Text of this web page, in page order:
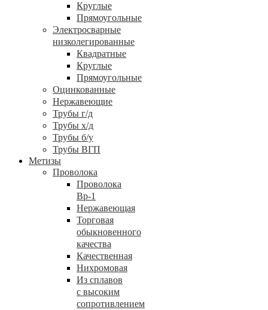
Круглые
Прямоугольные
Электросварные
низколегированные
Квадратные
Круглые
Прямоугольные
Оцинкованные
Нержавеющие
Трубы г/д
Трубы х/д
Трубы б/у
Трубы ВГП
Метизы
Проволока
Проволока
Вр-1
Нержавеющая
Торговая
обыкновенного
качества
Качественная
Нихромовая
Из сплавов
с высоким
сопротивлением